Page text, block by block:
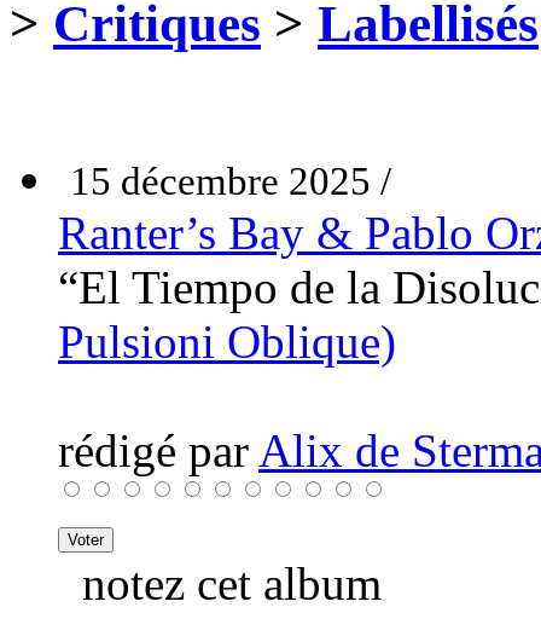
> Critiques > Labellisés
15 décembre 2025 /
Ranter’s Bay & Pablo
“El Tiempo de la
Pulsioni Oblique)
rédigé par Alix de
notez cet album